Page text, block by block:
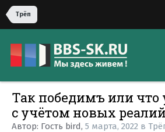
Трёп
Так победимъ или что
с учётом новых
Автор: Гость bird, 5 марта, 2022 в